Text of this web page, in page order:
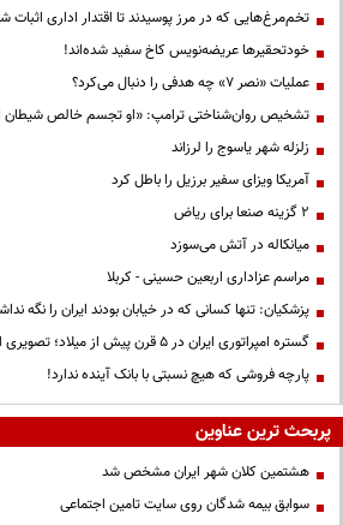
تخم‌مرغ‌هایی که در مرز پوسیدند تا اقتدار اداری اثبات
خودتحقیرها عریضه‌نویس کاخ سفید شده‌اند!
عملیات «نصر ۷» چه هدفی را دنبال می‌کرد؟
تشخیص روان‌شناختی ترامپ: «او تجسم خالص
زلزله شهر یاسوج را لرزاند
آمریکا ویزای سفیر برزیل را باطل کرد
۲ گزینه صنعا برای ریاض
میانکاله در آتش می‌سوزد
مراسم عزاداری اربعین حسینی - کربلا
پزشکیان: تنها کسانی که در خیابان بودند ایران را نگه
گستره امپراتوری ایران در ۵ قرن پیش از میلاد؛ تصویری از ایران ۲۵ قرن پیش
پارچه فروشی که هیچ نسبتی با بانک آینده ندارد!
پربحث ترین عناوین
هشتمین کلان شهر ایران مشخص شد
سوابق بیمه شدگان روی سایت تامین اجتماعی